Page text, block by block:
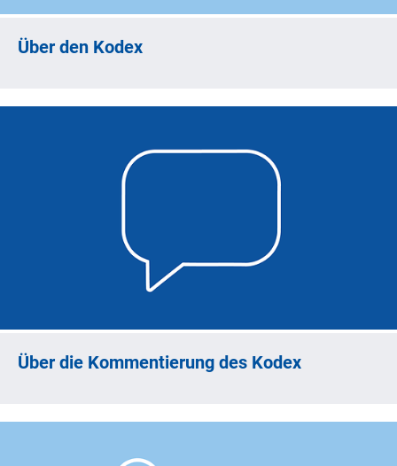
Über den Kodex
Über die Kommentierung des Kodex